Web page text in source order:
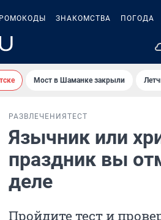
ЗНАКОМСТВА ПОГОДА
Мост в Шаманке закрыли
РАЗВЛЕЧЕНИЯ ТЕСТ
Язычник или
праздник вы
деле
Пройдите тест и